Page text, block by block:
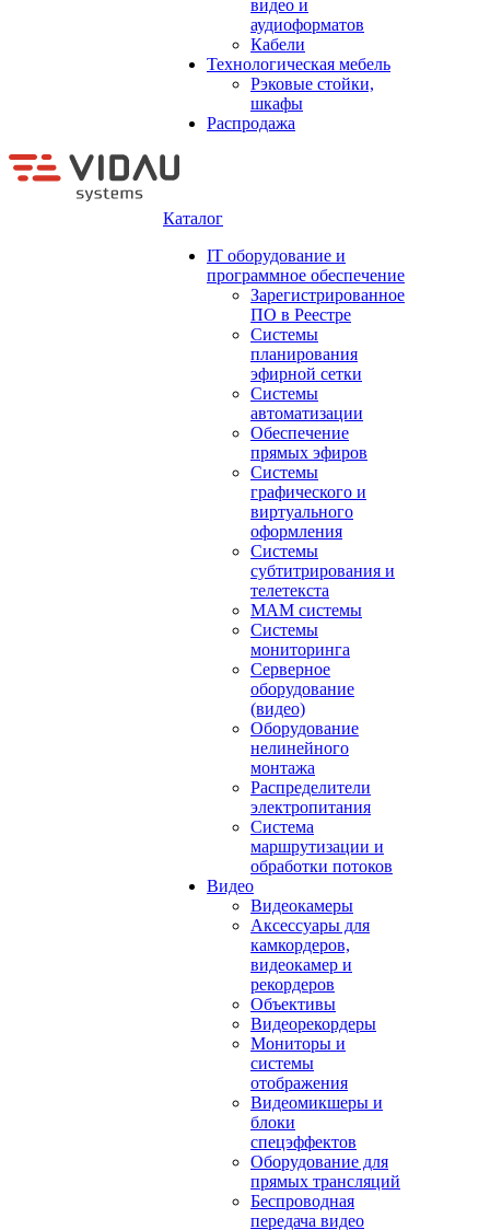
видео и
аудиоформатов
Кабели
Технологическая мебель
Рэковые стойки,
шкафы
Распродажа
Каталог
IT оборудование и
программное обеспечение
Зарегистрированное
ПО в Реестре
Системы
планирования
эфирной сетки
Системы
автоматизации
Обеспечение
прямых эфиров
Системы
графического и
виртуального
оформления
Системы
субтитрирования и
телетекста
MAM системы
Системы
мониторинга
Серверное
оборудование
(видео)
Оборудование
нелинейного
монтажа
Распределители
электропитания
Система
маршрутизации и
обработки потоков
Видео
Видеокамеры
Аксессуары для
камкордеров,
видеокамер и
рекордеров
Объективы
Видеорекордеры
Мониторы и
системы
отображения
Видеомикшеры и
блоки
спецэффектов
Оборудование для
прямых трансляций
Беспроводная
передача видео